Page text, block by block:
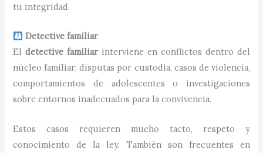
tu integridad.
Detective familiar
Eldetective familiar interviene en conflictos dentro del
núcleo familiar: disputas por custodia, casos de violencia,
comportamientos de adolescentes o investigaciones
sobre entornos inadecuados para la convivencia.
Estos casos requieren mucho tacto, respeto y
conocimiento de la ley. También son frecuentes en